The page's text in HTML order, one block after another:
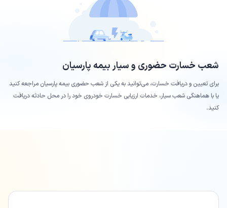
شعب خسارت حضوری و سیار بیمهپارسیان
برای تعیین و دریافت خسارت، می‌توانید به یکی از شعب حضوری بیمهپارسیان مراجعه کنید
یا با هماهنگی شعب سیار، خدمات ارزیابی خسارت خودروی خود را در محل حادثه دریافت
کنید.